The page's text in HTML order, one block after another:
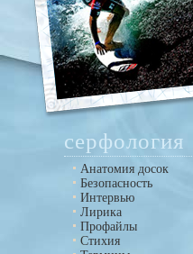
серфология
Анатомия досок
Безопасность
Интервью
Лирика
Профайлы
Стихия